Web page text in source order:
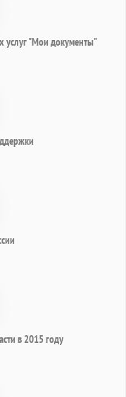
услуг "Мои документы"
в 2015 году